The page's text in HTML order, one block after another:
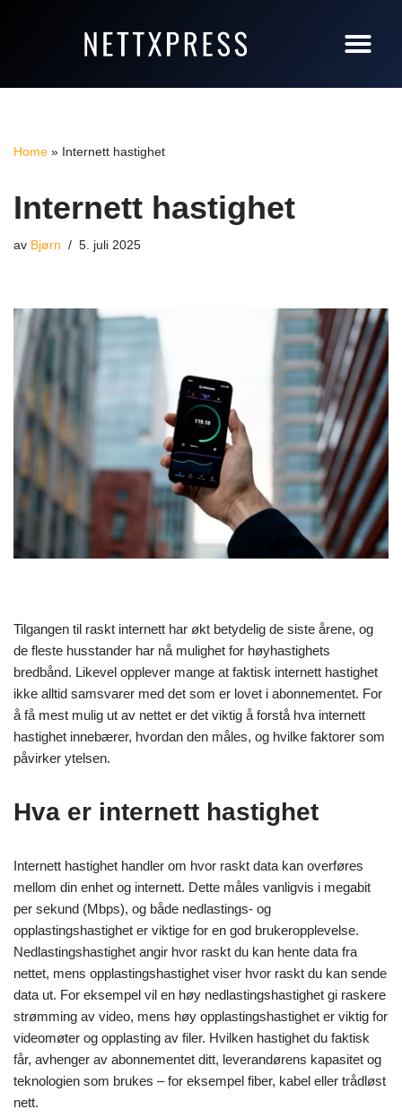
innholdet
Home » Internett hastighet
Internett hastighet
av Bjørn 5. juli 2025
Tilgangen til raskt internett har økt betydelig de siste årene, og
de fleste husstander har nå mulighet for høyhastighets
bredbånd. Likevel opplever mange at faktisk internett hastighet
ikke alltid samsvarer med det som er lovet i abonnementet. For
å få mest mulig ut av nettet er det viktig å forstå hva internett
hastighet innebærer, hvordan den måles, og hvilke faktorer som
påvirker ytelsen.
Hva er internett hastighet
Internett hastighet handler om hvor raskt data kan overføres
mellom din enhet og internett. Dette måles vanligvis i megabit
per sekund (Mbps), og både nedlastings- og
opplastingshastighet er viktige for en god brukeropplevelse.
Nedlastingshastighet angir hvor raskt du kan hente data fra
nettet, mens opplastingshastighet viser hvor raskt du kan sende
data ut. For eksempel vil en høy nedlastingshastighet gi raskere
strømming av video, mens høy opplastingshastighet er viktig for
videomøter og opplasting av filer. Hvilken hastighet du faktisk
får, avhenger av abonnementet ditt, leverandørens kapasitet og
teknologien som brukes – for eksempel fiber, kabel eller trådløst
nett.